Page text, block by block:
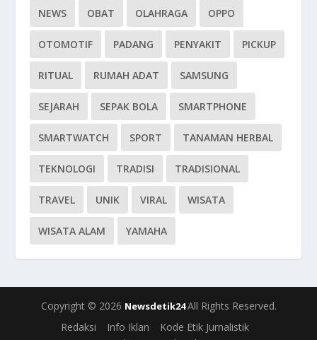
NEWS OBAT OLAHRAGA OPPO
OTOMOTIF PADANG PENYAKIT PICKUP
RITUAL RUMAH ADAT SAMSUNG
SEJARAH SEPAK BOLA SMARTPHONE
SMARTWATCH SPORT TANAMAN HERBAL
TEKNOLOGI TRADISI TRADISIONAL
TRAVEL UNIK VIRAL WISATA
WISATA ALAM YAMAHA
Copyright © 2026 Newsdetik24All Rights Reserved.
Redaksi
Info Iklan
Kode Etik Jurnalistik